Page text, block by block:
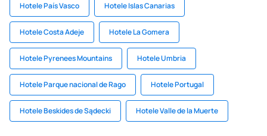
Hotele País Vasco Hotele Islas Canarias
Hotele Costa Adeje Hotele La Gomera
Hotele Pyrenees Mountains Hotele Umbria
Hotele Parque nacional de Rago Hotele Portugal
Hotele Beskides de Sądecki Hotele Valle de la Muerte